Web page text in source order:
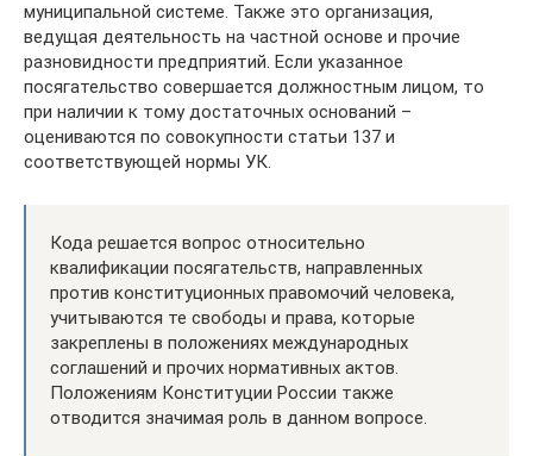
муниципальной системе. Также это организация,
ведущая деятельность на частной основе и прочие
разновидности предприятий. Если указанное
посягательство совершается должностным лицом, то
при наличии к тому достаточных оснований –
оцениваются по совокупности статьи 137 и
соответствующей нормы УК.
Кода решается вопрос относительно
квалификации посягательств, направленных
против конституционных правомочий человека,
учитываются те свободы и права, которые
закреплены в положениях международных
соглашений и прочих нормативных актов.
Положениям Конституции России также
отводится значимая роль в данном вопросе.